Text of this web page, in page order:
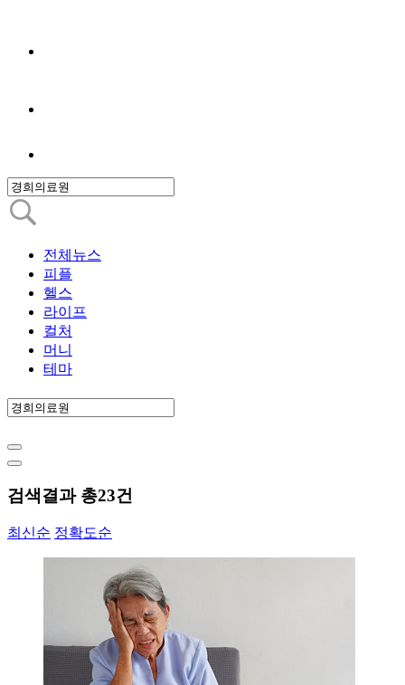
전체뉴스
피플
헬스
라이프
컬처
머니
테마
검색결과 총23건
최신순 정확도순